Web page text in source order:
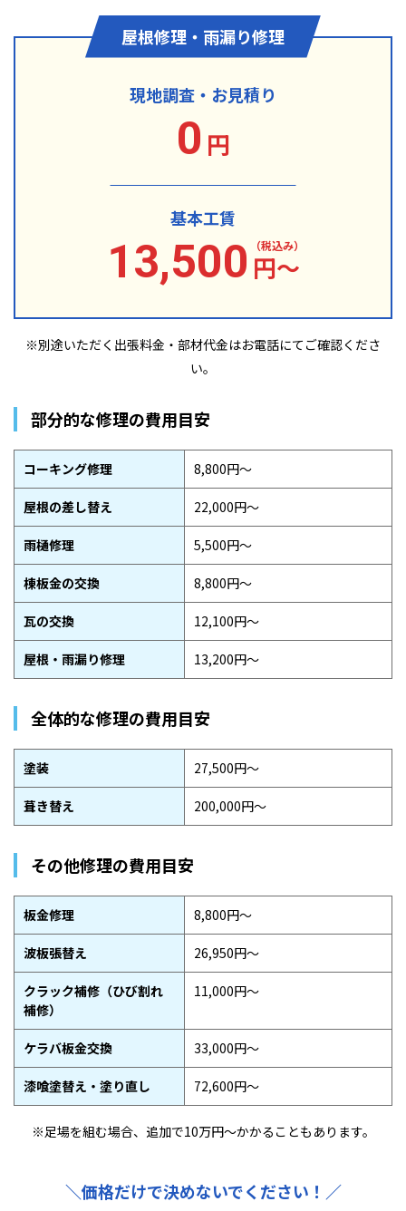
屋根修理・雨漏り修理
現地調査・お見積り
0 円
基本工賃
13,500 円〜
（税込み）
※別途いただく出張料金・部材代金はお電話にてご確認くださ
い。
部分的な修理の費用目安
コーキング修理 8,800円〜
屋根の差し替え 22,000円〜
雨樋修理 5,500円〜
棟板金の交換 8,800円〜
瓦の交換 12,100円〜
屋根・雨漏り修理 13,200円〜
全体的な修理の費用目安
塗装 27,500円〜
葺き替え 200,000円〜
その他修理の費用目安
板金修理 8,800円〜
波板張替え 26,950円〜
クラック補修（ひび割れ
補修）
11,000円〜
ケラバ板金交換 33,000円〜
漆喰塗替え・塗り直し 72,600円〜
※足場を組む場合、追加で10万円〜かかることもあります。
＼価格だけで決めないでください！／